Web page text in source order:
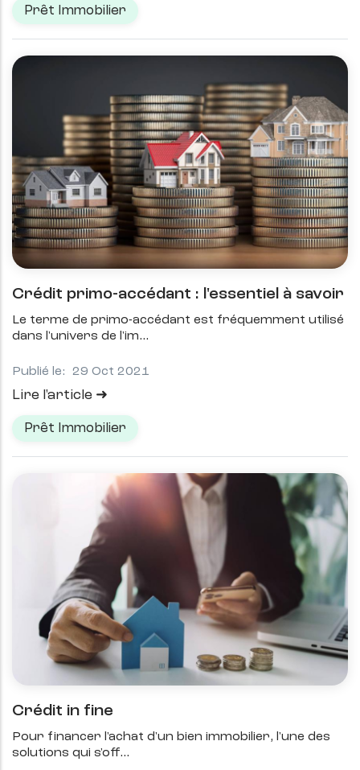
Prêt Immobilier
Crédit primo-accédant : l'essentiel à savoir
Le terme de primo-accédant est fréquemment utilisé
dans l'univers de l'im
Publié le: 29 Oct 2021
Lire l'article
Prêt Immobilier
Crédit in fine
Pour financer l'achat d'un bien immobilier, l'une des
solutions qui s'off